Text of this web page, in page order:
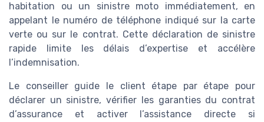
habitation ou un sinistre moto immédiatement, en
appelant le numéro de téléphone indiqué sur la carte
verte ou sur le contrat. Cette déclaration de sinistre
rapide limite les délais d’expertise et accélère
l’indemnisation.
Le conseiller guide le client étape par étape pour
déclarer un sinistre, vérifier les garanties du contrat
d’assurance et activer l’assistance directe si